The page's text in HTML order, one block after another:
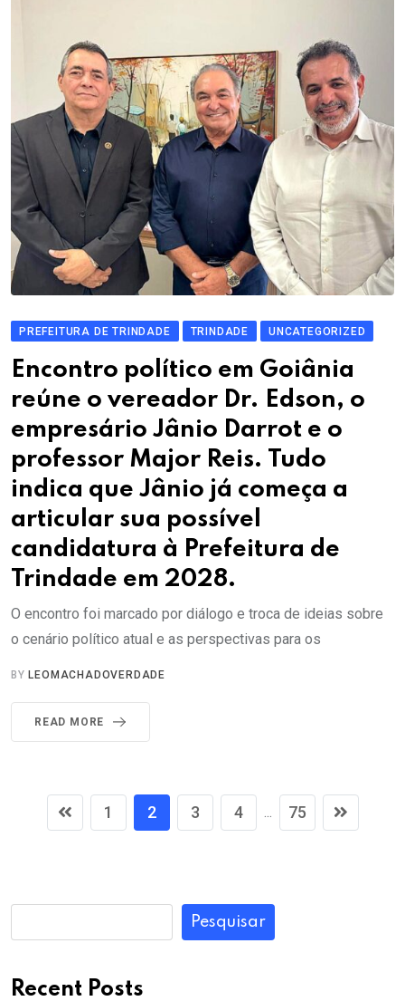
PREFEITURA DE TRINDADE TRINDADE UNCATEGORIZED
Encontro político em Goiânia
reúne o vereador Dr. Edson, o
empresário Jânio Darrot e o
professor Major Reis. Tudo
indica que Jânio já começa a
articular sua possível
candidatura à Prefeitura de
Trindade em 2028.
O encontro foi marcado por diálogo e troca de ideias sobre
o cenário político atual e as perspectivas para os
BYLEOMACHADOVERDADE
READ MORE
1 2 3 4 75
Pesquisar
Recent Posts